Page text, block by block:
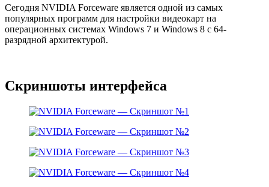
Сегодня NVIDIA Forceware является одной из самых
популярных программ для настройки видеокарт на
операционных системах Windows 7 и Windows 8 с 64-
разрядной архитектурой.
Скриншоты интерфейса